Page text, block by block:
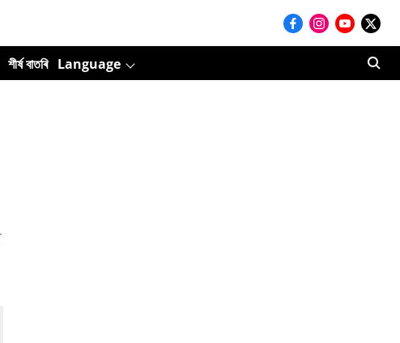
শীৰ্ষ বাতৰি Language